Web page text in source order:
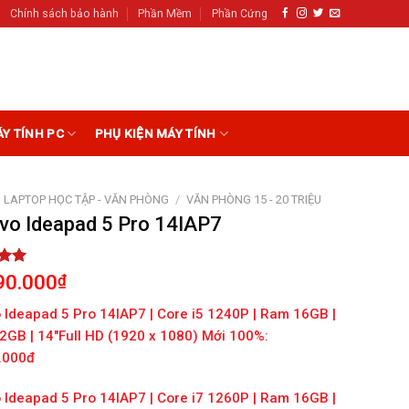
Chính sách bảo hành Phần Mềm Phần Cứng
TÍNH PC PHỤ KIỆN MÁY TÍNH
LAPTOP HỌC TẬP - VĂN PHÒNG / VĂN PHÒNG 15 - 20 TRIỆU
Ideapad 5 Pro 14IAP7
₫
Ideapad 5 Pro 14IAP7 | Core i5 1240P | Ram 16GB |
| 14″Full HD (1920 x 1080) Mới 100%:
Ideapad 5 Pro 14IAP7 | Core i7 1260P | Ram 16GB |